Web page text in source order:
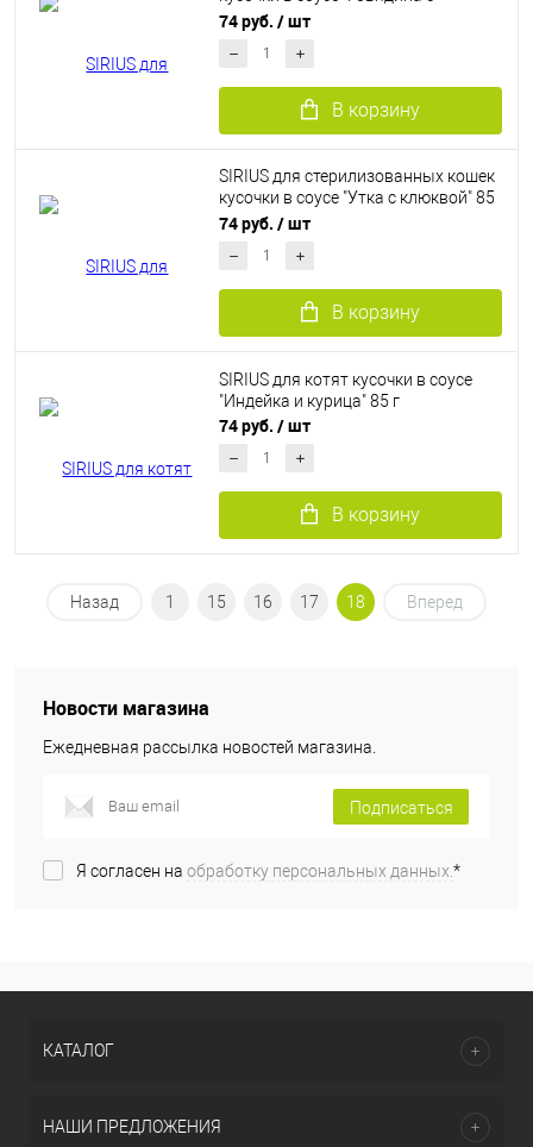
клюквой" 85 г
74 руб. / шт
В корзину
SIRIUS для стерилизованных кошек
кусочки в соусе "Утка с клюквой" 85
г
74 руб. / шт
В корзину
SIRIUS для котят кусочки в соусе
"Индейка и курица" 85 г
74 руб. / шт
В корзину
Назад 1 15 16 17 18 Вперед
Новости магазина
Ежедневная рассылка новостей магазина.
Подписаться
Я согласен на обработку персональных данных.*
КАТАЛОГ
НАШИ ПРЕДЛОЖЕНИЯ